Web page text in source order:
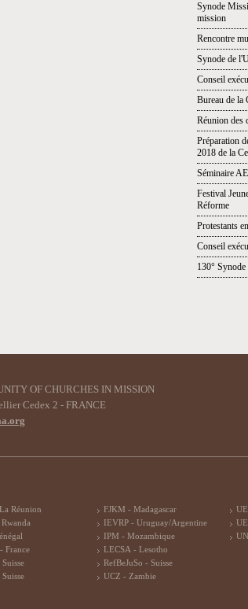
Synode
mission
Rencontre
Synode de
Conseil
Bureau de la
Réunion des
Préparation
2018 de la
Séminaire
Festival
Réforme
Protestants
Conseil
130°
OF CHURCHES IN MISSION
Cedex 2 - FRANCE
Réunion
France
FJKM - Madagascar
IEVRP - Uruguay/Argentine
IPM - Mozambique
LECSA - Lesotho
RefBeJuSo - Suisse
UCZ - Zambie